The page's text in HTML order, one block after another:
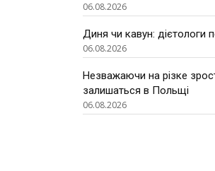
06.08.2026
Диня чи кавун: дієтологи
06.08.2026
Незважаючи на різке
залишаться в Польщі
06.08.2026